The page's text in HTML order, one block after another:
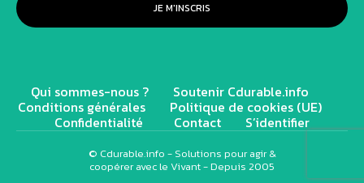
JE M'INSCRIS
Qui sommes-nous ? Soutenir Cdurable.info
Conditions générales Politique de cookies (UE)
Confidentialité Contact S’identifier
© Cdurable.info - Solutions pour agir &
coopérer avec le Vivant - Depuis 2005